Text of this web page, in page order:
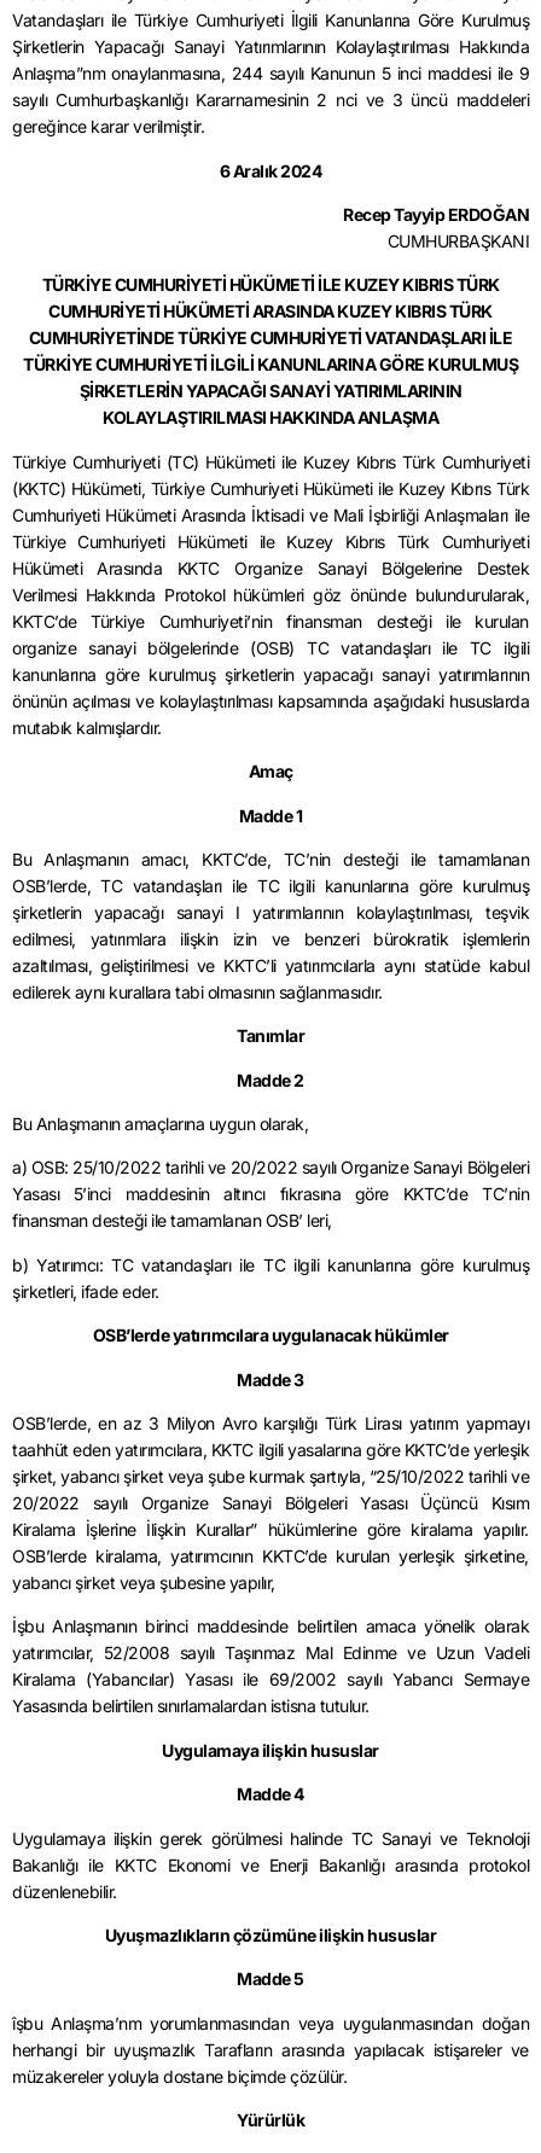
Vatandaşları ile Türkiye Cumhuriyeti İlgili Kanunlarına Göre Kurulmuş
Şirketlerin Yapacağı Sanayi Yatırımlarının Kolaylaştırılması Hakkında
Anlaşma”nm onaylanmasına, 244 sayılı Kanunun 5 inci maddesi ile 9
sayılı Cumhurbaşkanlığı Kararnamesinin 2 nci ve 3 üncü maddeleri
gereğince karar verilmiştir.
6 Aralık 2024
Recep Tayyip ERDOĞAN
CUMHURBAŞKANI
TÜRKİYE CUMHURİYETİ HÜKÜMETİ İLE KUZEY KIBRIS TÜRK
CUMHURİYETİ HÜKÜMETİ ARASINDA KUZEY KIBRIS TÜRK
CUMHURİYETİNDE TÜRKİYE CUMHURİYETİ VATANDAŞLARI İLE
TÜRKİYE CUMHURİYETİ İLGİLİ KANUNLARINA GÖRE KURULMUŞ
ŞİRKETLERİN YAPACAĞI SANAYİ YATIRIMLARININ
KOLAYLAŞTIRILMASI HAKKINDA ANLAŞMA
Türkiye Cumhuriyeti (TC) Hükümeti ile Kuzey Kıbrıs Türk Cumhuriyeti
(KKTC) Hükümeti, Türkiye Cumhuriyeti Hükümeti ile Kuzey Kıbrıs Türk
Cumhuriyeti Hükümeti Arasında İktisadi ve Mali İşbirliği Anlaşmaları ile
Türkiye Cumhuriyeti Hükümeti ile Kuzey Kıbrıs Türk Cumhuriyeti
Hükümeti Arasında KKTC Organize Sanayi Bölgelerine Destek
Verilmesi Hakkında Protokol hükümleri göz önünde bulundurularak,
KKTC’de Türkiye Cumhuriyeti’nin finansman desteği ile kurulan
organize sanayi bölgelerinde (OSB) TC vatandaşları ile TC ilgili
kanunlarına göre kurulmuş şirketlerin yapacağı sanayi yatırımlarının
önünün açılması ve kolaylaştırılması kapsamında aşağıdaki hususlarda
mutabık kalmışlardır.
Amaç
Madde 1
Bu Anlaşmanın amacı, KKTC’de, TC’nin desteği ile tamamlanan
OSB’lerde, TC vatandaşları ile TC ilgili kanunlarına göre kurulmuş
şirketlerin yapacağı sanayi I yatırımlarının kolaylaştırılması, teşvik
edilmesi, yatırımlara ilişkin izin ve benzeri bürokratik işlemlerin
azaltılması, geliştirilmesi ve KKTC’li yatırımcılarla aynı statüde kabul
edilerek aynı kurallara tabi olmasının sağlanmasıdır.
Tanımlar
Madde 2
Bu Anlaşmanın amaçlarına uygun olarak,
a) OSB: 25/10/2022 tarihli ve 20/2022 sayılı Organize Sanayi Bölgeleri
Yasası 5’inci maddesinin altıncı fıkrasına göre KKTC’de TC’nin
finansman desteği ile tamamlanan OSB’ leri,
b) Yatırımcı: TC vatandaşları ile TC ilgili kanunlarına göre kurulmuş
şirketleri, ifade eder.
OSB’lerde yatırımcılara uygulanacak hükümler
Madde 3
OSB’lerde, en az 3 Milyon Avro karşılığı Türk Lirası yatırım yapmayı
taahhüt eden yatırımcılara, KKTC ilgili yasalarına göre KKTC’de yerleşik
şirket, yabancı şirket veya şube kurmak şartıyla, “25/10/2022 tarihli ve
20/2022 sayılı Organize Sanayi Bölgeleri Yasası Üçüncü Kısım
Kiralama İşlerine İlişkin Kurallar” hükümlerine göre kiralama yapılır.
OSB’lerde kiralama, yatırımcının KKTC’de kurulan yerleşik şirketine,
yabancı şirket veya şubesine yapılır,
İşbu Anlaşmanın birinci maddesinde belirtilen amaca yönelik olarak
yatırımcılar, 52/2008 sayılı Taşınmaz Mal Edinme ve Uzun Vadeli
Kiralama (Yabancılar) Yasası ile 69/2002 sayılı Yabancı Sermaye
Yasasında belirtilen sınırlamalardan istisna tutulur.
Uygulamaya ilişkin hususlar
Madde 4
Uygulamaya ilişkin gerek görülmesi halinde TC Sanayi ve Teknoloji
Bakanlığı ile KKTC Ekonomi ve Enerji Bakanlığı arasında protokol
düzenlenebilir.
Uyuşmazlıkların çözümüne ilişkin hususlar
Madde 5
îşbu Anlaşma’nm yorumlanmasından veya uygulanmasından doğan
herhangi bir uyuşmazlık Tarafların arasında yapılacak istişareler ve
müzakereler yoluyla dostane biçimde çözülür.
Yürürlük